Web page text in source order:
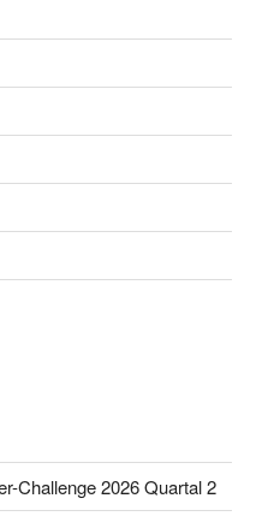
Challenge 2026 Quartal 2